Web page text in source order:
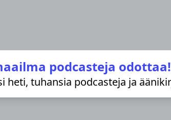
podcasteja
heti, tuhansia podcasteja ja